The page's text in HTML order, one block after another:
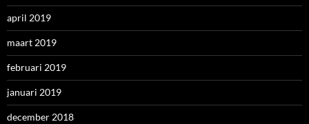
april 2019
maart 2019
februari 2019
januari 2019
december 2018